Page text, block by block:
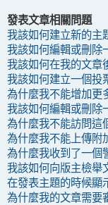
發表文章相關問題
我該如何建立新的主
我該如何編輯或刪除
我該如何在我的文章
我該如何建立一個投
為什麼我不能增加更
我該如何編輯或刪除
為什麼我不能訪問這
為什麼我不能上傳附
為什麼我收到了一個
我該如何向版主檢舉
在發表主題的時候顯
為什麼我的文章需要